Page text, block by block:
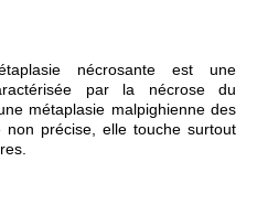
nécrosante est une
par la nécrose du
métaplasie malpighienne des
non précise, elle touche surtout